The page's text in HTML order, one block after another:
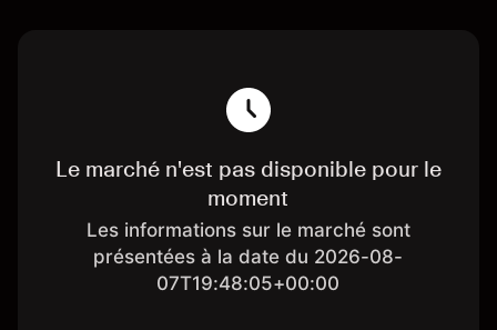
Le marché n'est pas disponible pour le
moment
Les informations sur le marché sont
présentées à la date du 2026-08-
07T19:48:05+00:00